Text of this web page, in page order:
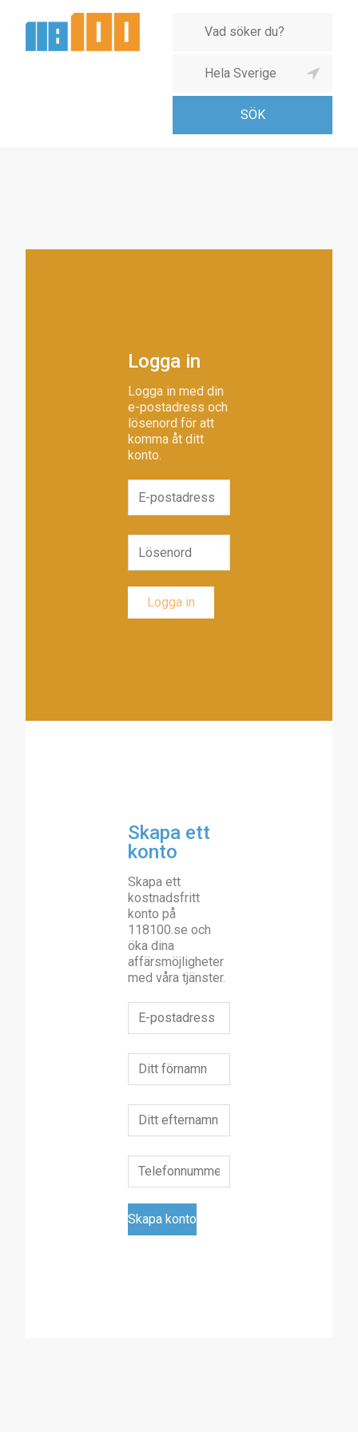
Logga in
Logga in med din
e-postadress och
lösenord för att
komma åt ditt
konto.
Skapa ett
konto
Skapa ett
kostnadsfritt
konto på
118100.se och
öka dina
affärsmöjligheter
med våra tjänster.